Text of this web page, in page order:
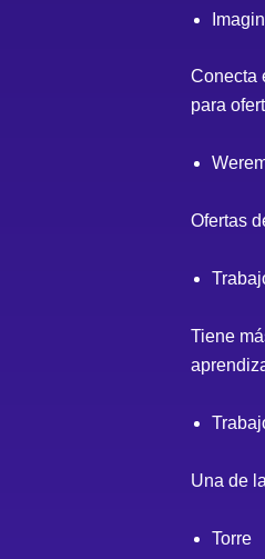
Conecta
para
Ofertas
Tiene
Una de
Torre